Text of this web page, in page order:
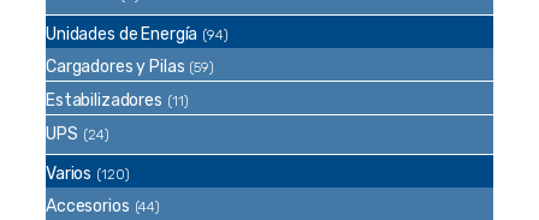
Unidades de Energía (94)
Cargadores y Pilas (59)
Estabilizadores (11)
UPS (24)
Varios (120)
Accesorios (44)